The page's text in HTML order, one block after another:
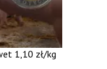
1,10 zł/kg